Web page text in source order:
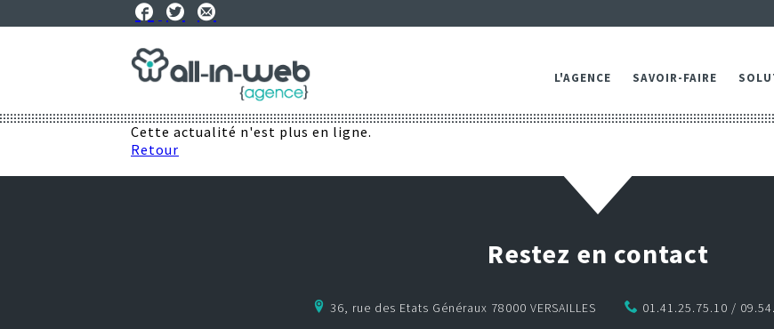
L'AGENCE SAVOIR-FAIRE
Cette actualité n'est plus en ligne.
Retour
Restez en contact
36, rue des Etats Généraux 78000 VERSAILLES 01.41.25.75.10 /